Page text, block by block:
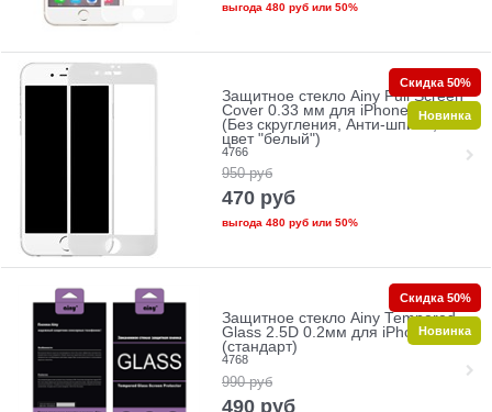
выгода 480 рубили 50%
Защитное стекло Ainy Full Screen
Cover 0.33 мм для iPhone 7/8
(Без скругления, Анти-шпион,
цвет "белый")
4766
950 руб
470 руб
выгода 480 рубили 50%
Скидка 50%
Новинка
Защитное стекло Ainy Tempered
Glass 2.5D 0.2мм для iPhone 7/8
(стандарт)
4768
990 руб
490 руб
Скидка 50%
Новинка